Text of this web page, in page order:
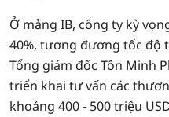
Ở mảng IB, công ty kỳ
40%, tương đương tốc độ
Tổng giám đốc Tôn Minh
triển khai tư vấn các
khoảng 400 - 500 triệu